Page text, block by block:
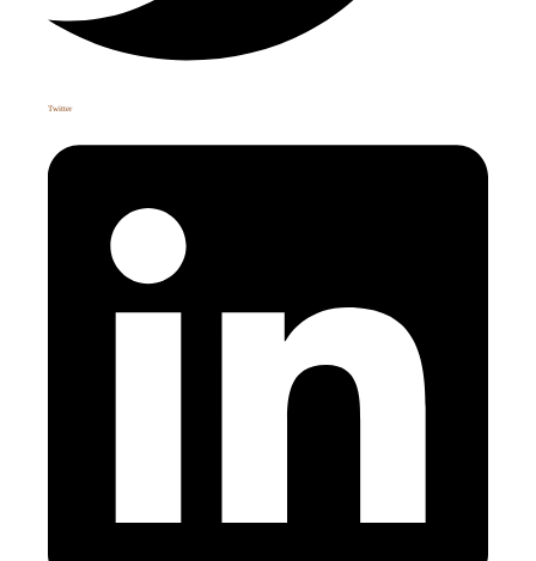
Twitter